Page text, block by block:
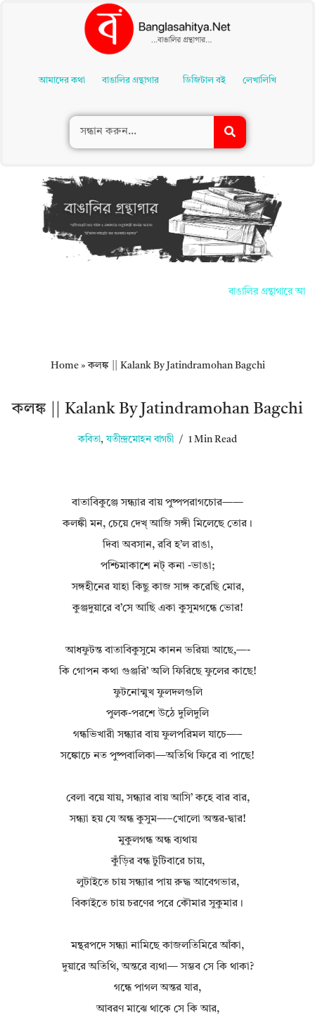
Contentআমাদের কথা বাঙালির গ্রন্থাগার ডিজিটাল বই লেখালিখি
বাঙালির গ্রন্থাগারে
Home»কলঙ্ক || Kalank By Jatindramohan Bagchi
কলঙ্ক || Kalank By Jatindramohan Bagchi
কবিতা, যতীন্দ্রমোহন বাগচী 1 Min Read
বাতাবিকুঞ্জে সন্ধ্যার বায় পুষ্পপরাগচোর——
কলঙ্কী মন, চেয়ে দেখ্ আজি সঙ্গী মিলেছে তোর।
দিবা অবসান, রবি হ’ল রাঙা,
পশ্চিমাকাশে নট্ কনা -ভাঙা;
সঙ্গহীনের যাহা কিছু কাজ সাঙ্গ করেছি মোর,
কুঞ্জদুয়ারে ব’সে আছি একা কুসুমগন্ধে ভোর!
আধফুটন্ত বাতাবিকুসুমে কানন ভরিয়া আছে,—-
কি গোপন কথা গুঞ্জরি’ অলি ফিরিছে ফুলের কাছে!
ফুটনোন্মুখ ফুলদলগুলি
পুলক-পরশে উঠে দুলিদুলি
গন্ধভিখারী সন্ধ্যার বায় ফুলপরিমল যাচে—–
সঙ্কোচে নত পুষ্পবালিকা—অতিথি ফিরে বা পাছে!
বেলা বয়ে যায়, সন্ধ্যার বায় আসি’ কহে বার বার,
সন্ধ্যা হয় যে অন্ধ কুসুম—–খোলো অন্তর-দ্বার!
মুকুলগন্ধ অন্ধ ব্যথায়
কুঁড়ির বন্ধ টুটিবারে চায়,
লুটাইতে চায় সন্ধ্যার পায় রুদ্ধ আবেগভার,
বিকাইতে চায় চরণের পরে কৌমার সুকুমার।
মন্থরপদে সন্ধ্যা নামিছে কাজলতিমিরে আঁকা,
দুয়ারে অতিথি, অন্তরে ব্যথা— সম্ভব সে কি থাকা?
গন্ধে পাগল অন্তর যার,
আবরণ মাঝে থাকে সে কি আর,